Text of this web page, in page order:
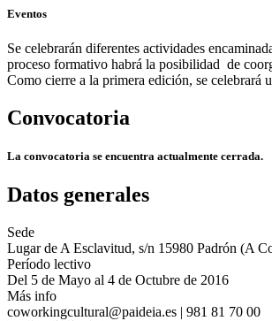
Eventos
Se celebrarán diferentes actividades
proceso formativo habrá la posibilidad de
Como cierre a la primera edición, se celebrará
Convocatoria
La convocatoria se encuentra actualmente cerrada.
Datos generales
Sede
Lugar de A Esclavitud, s/n 15980 Padrón (A
Período lectivo
Del 5 de Mayo al 4 de Octubre de 2016
Más info
coworkingcultural@paideia.es | 981 81 70 00